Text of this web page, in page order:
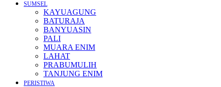
SUMSEL
KAYUAGUNG
BATURAJA
BANYUASIN
PALI
MUARA ENIM
LAHAT
PRABUMULIH
TANJUNG ENIM
PERISTIWA